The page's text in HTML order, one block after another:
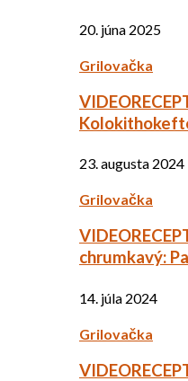
20. júna 2025
Grilovačka
23. augusta 2024
Grilovačka
chrumkavý:
14. júla 2024
Grilovačka